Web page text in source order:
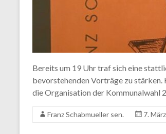
Bereits um 19 Uhr traf sich eine
bevorstehenden Vorträge zu
die Organisation der Kommunalwahl
Franz Schabmueller sen. 7.